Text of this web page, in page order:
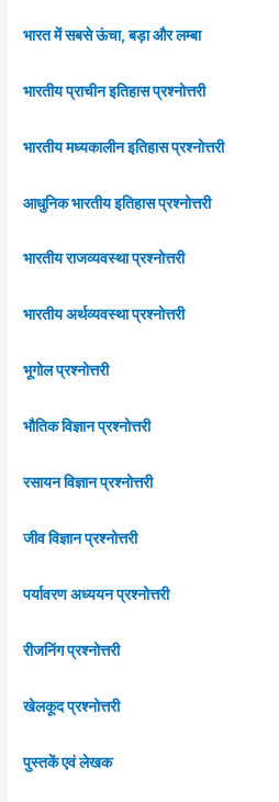
भारत में सबसे ऊंचा, बड़ा और लम्बा
भारतीय प्राचीन इतिहास प्रश्नोत्तरी
भारतीय मध्यकालीन इतिहास प्रश्नोत्तरी
आधुनिक भारतीय इतिहास प्रश्नोत्तरी
भारतीय राजव्यवस्था प्रश्नोत्तरी
भारतीय अर्थव्यवस्था प्रश्नोत्तरी
भूगोल प्रश्नोत्तरी
भौतिक विज्ञान प्रश्नोत्तरी
रसायन विज्ञान प्रश्नोत्तरी
जीव विज्ञान प्रश्नोत्तरी
पर्यावरण अध्ययन प्रश्नोत्तरी
रीजनिंग प्रश्नोत्तरी
खेलकूद प्रश्नोत्तरी
पुस्तकें एवं लेखक